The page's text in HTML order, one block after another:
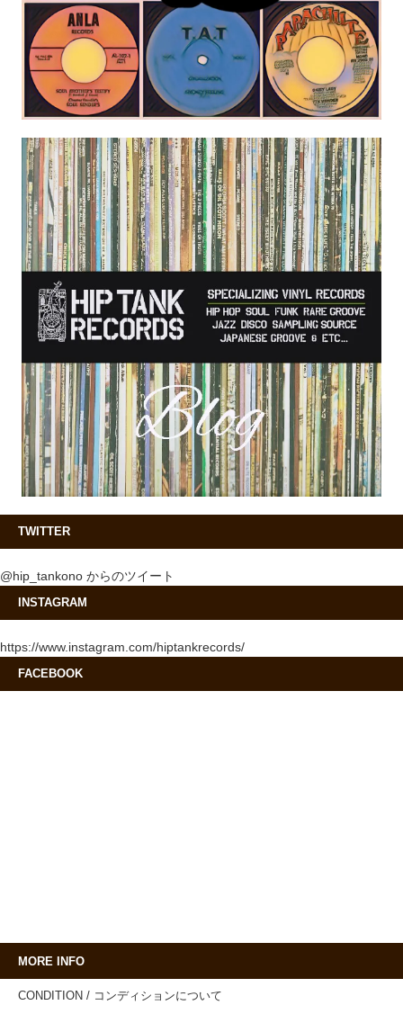
TWITTER
@hip_tankono からのツイート
INSTAGRAM
https://www.instagram.com/hiptankrecords/
FACEBOOK
MORE INFO
CONDITION / コンディションについて